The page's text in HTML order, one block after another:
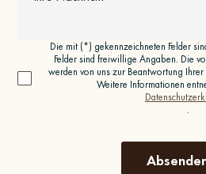
Die mit (*) gekennzeichneten Felder
Felder sind freiwillige Angaben. Die
werden von uns zur Beantwortung
Weitere Informationen
.